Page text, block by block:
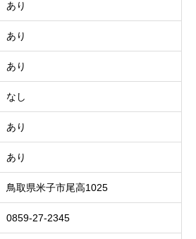
あり
あり
あり
なし
あり
あり
鳥取県米子市尾高1025
0859-27-2345